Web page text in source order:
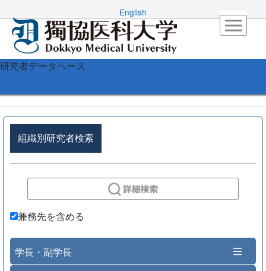
English
研究者データベース
組織別研究者検索
兼務先を含める
学長・副学長